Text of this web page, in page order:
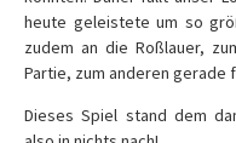
heute geleistete um so
zudem an die Roßlauer,
Partie, zum anderen gerade
Dieses Spiel stand dem